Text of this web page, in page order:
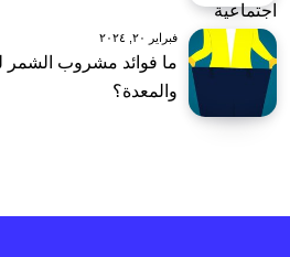
فبراير ٢٠, ٢٠٢٤
ما فوائد مشروب الشمر
والمعدة؟